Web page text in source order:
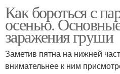
Как бороться с
осенью.
заражения груши
Заметив пятна на нижней
внимательнее к ним